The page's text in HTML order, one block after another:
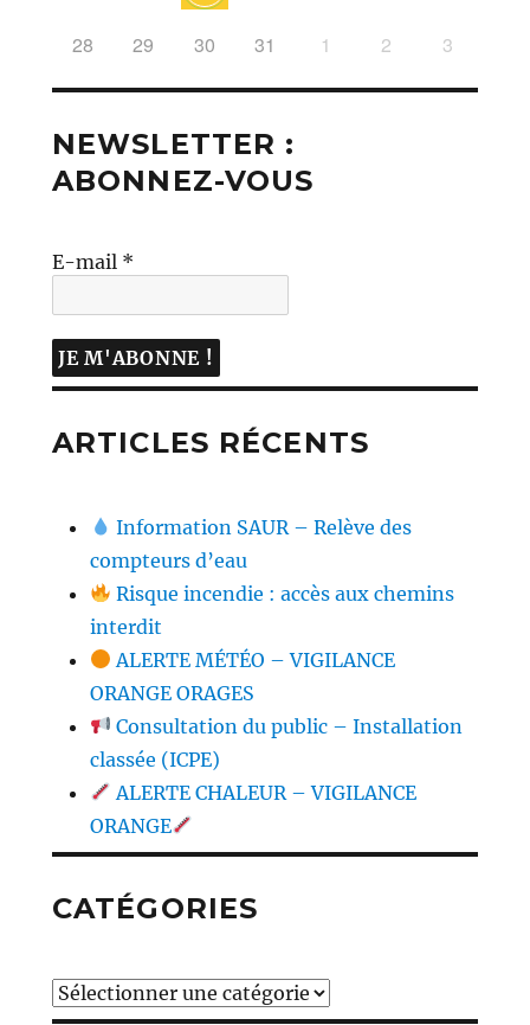
28 29 30 31 1 2 3
NEWSLETTER :
ABONNEZ-VOUS
E-mail *
ARTICLES RÉCENTS
Information SAUR – Relève des
compteurs d’eau
Risque incendie : accès aux chemins
interdit
ALERTE MÉTÉO – VIGILANCE
ORANGE ORAGES
Consultation du public – Installation
classée (ICPE)
ALERTE CHALEUR – VIGILANCE
ORANGE
CATÉGORIES
Catégories